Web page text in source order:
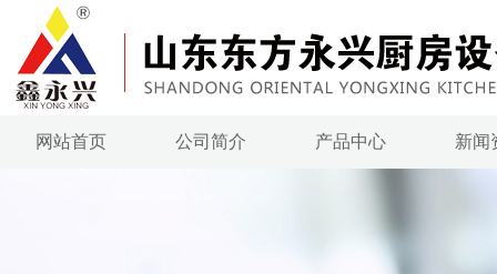
网站首页 公司简介 产品中心 新闻